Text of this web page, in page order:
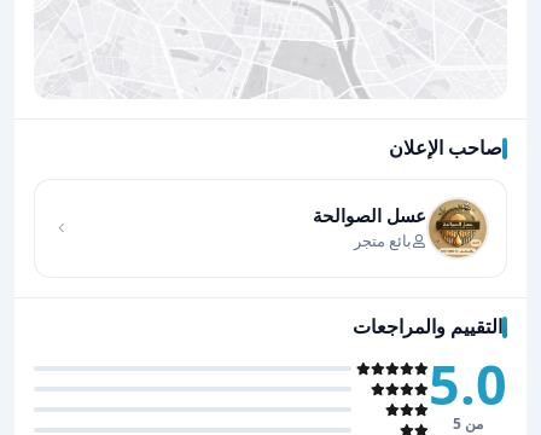
صاحب الإعلان
عسل الصوالحة
بائع متجر
التقييم والمراجعات
5.0
من 5